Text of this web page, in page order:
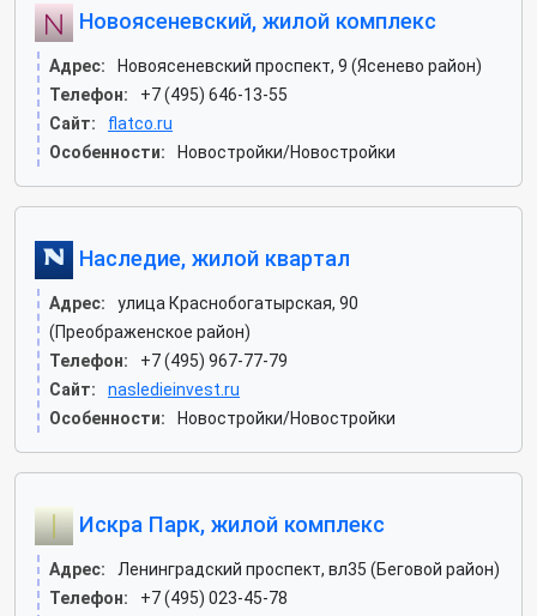
Новоясеневский, жилой комплекс
Адрес:
Новоясеневский проспект, 9 (Ясенево район)
Телефон:
+7 (495) 646-13-55
Сайт:
flatco.ru
Особенности:
Новостройки/Новостройки
Наследие, жилой квартал
Адрес:
улица Краснобогатырская, 90
(Преображенское район)
Телефон:
+7 (495) 967-77-79
Сайт:
nasledieinvest.ru
Особенности:
Новостройки/Новостройки
Искра Парк, жилой комплекс
Адрес:
Ленинградский проспект, вл35 (Беговой район)
Телефон:
+7 (495) 023-45-78